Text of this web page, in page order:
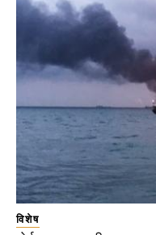
विशेष